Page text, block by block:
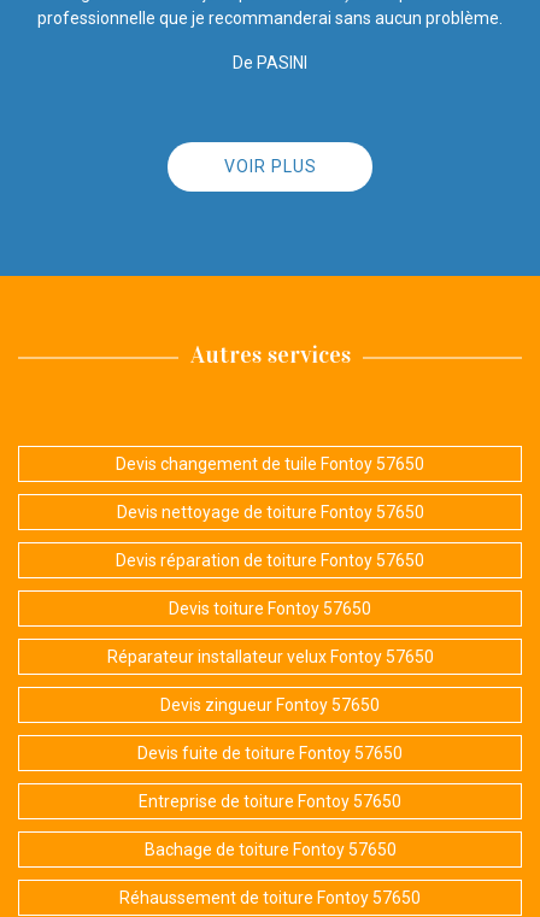
VOIR PLUS
Autres services
Devis changement de tuile Fontoy 57650
Devis nettoyage de toiture Fontoy 57650
Devis réparation de toiture Fontoy 57650
Devis toiture Fontoy 57650
Réparateur installateur velux Fontoy 57650
Devis zingueur Fontoy 57650
Devis fuite de toiture Fontoy 57650
Entreprise de toiture Fontoy 57650
Bachage de toiture Fontoy 57650
Réhaussement de toiture Fontoy 57650